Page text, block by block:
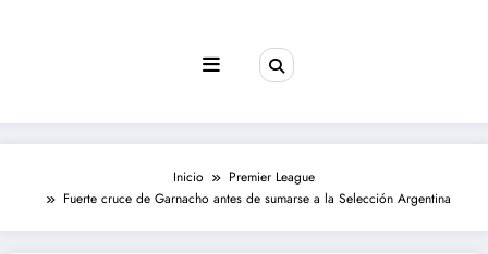
Inicio
Premier League
Fuerte cruce de Garnacho antes de sumarse a la Selección Argentina